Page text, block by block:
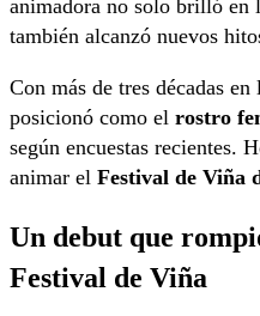
animadora no solo brilló en
también alcanzó nuevos
Con más de tres décadas
posicionó como el rostro
según encuestas recientes.
animar el Festival de Viña
Un debut que
Festival de Viña